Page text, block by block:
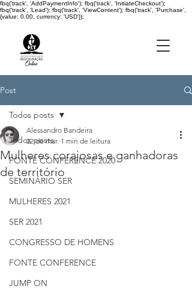
fbq('track', 'AddPaymentInfo'); fbq('track', 'InitiateCheckout');
fbq('track', 'Lead'); fbq('track', 'ViewContent'); fbq('track', 'Purchase',
{value: 0.00, currency: 'USD'});
Post
Todos posts
FONTE CONFERENCE 2020
SEMINÁRIO SER
MULHERES 2021
SER 2021
CONGRESSO DE HOMENS
FONTE CONFERENCE
JUMP ON
Todos posts
Mulheres corajosas e ganhadoras
de território
Alessandro Bandeira
22 de mar. 1 min de leitura